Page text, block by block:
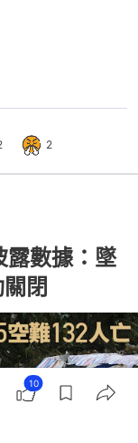
2
數據：墜
閉
10